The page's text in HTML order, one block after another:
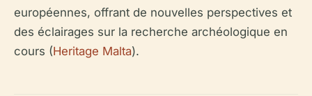
européennes, offrant de nouvelles perspectives et
des éclairages sur la recherche archéologique en
cours (Heritage Malta).